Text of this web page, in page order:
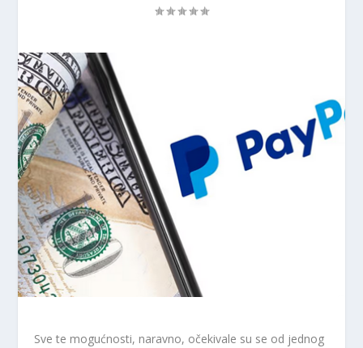
Sve te mogućnosti, naravno, očekivale su se od jednog